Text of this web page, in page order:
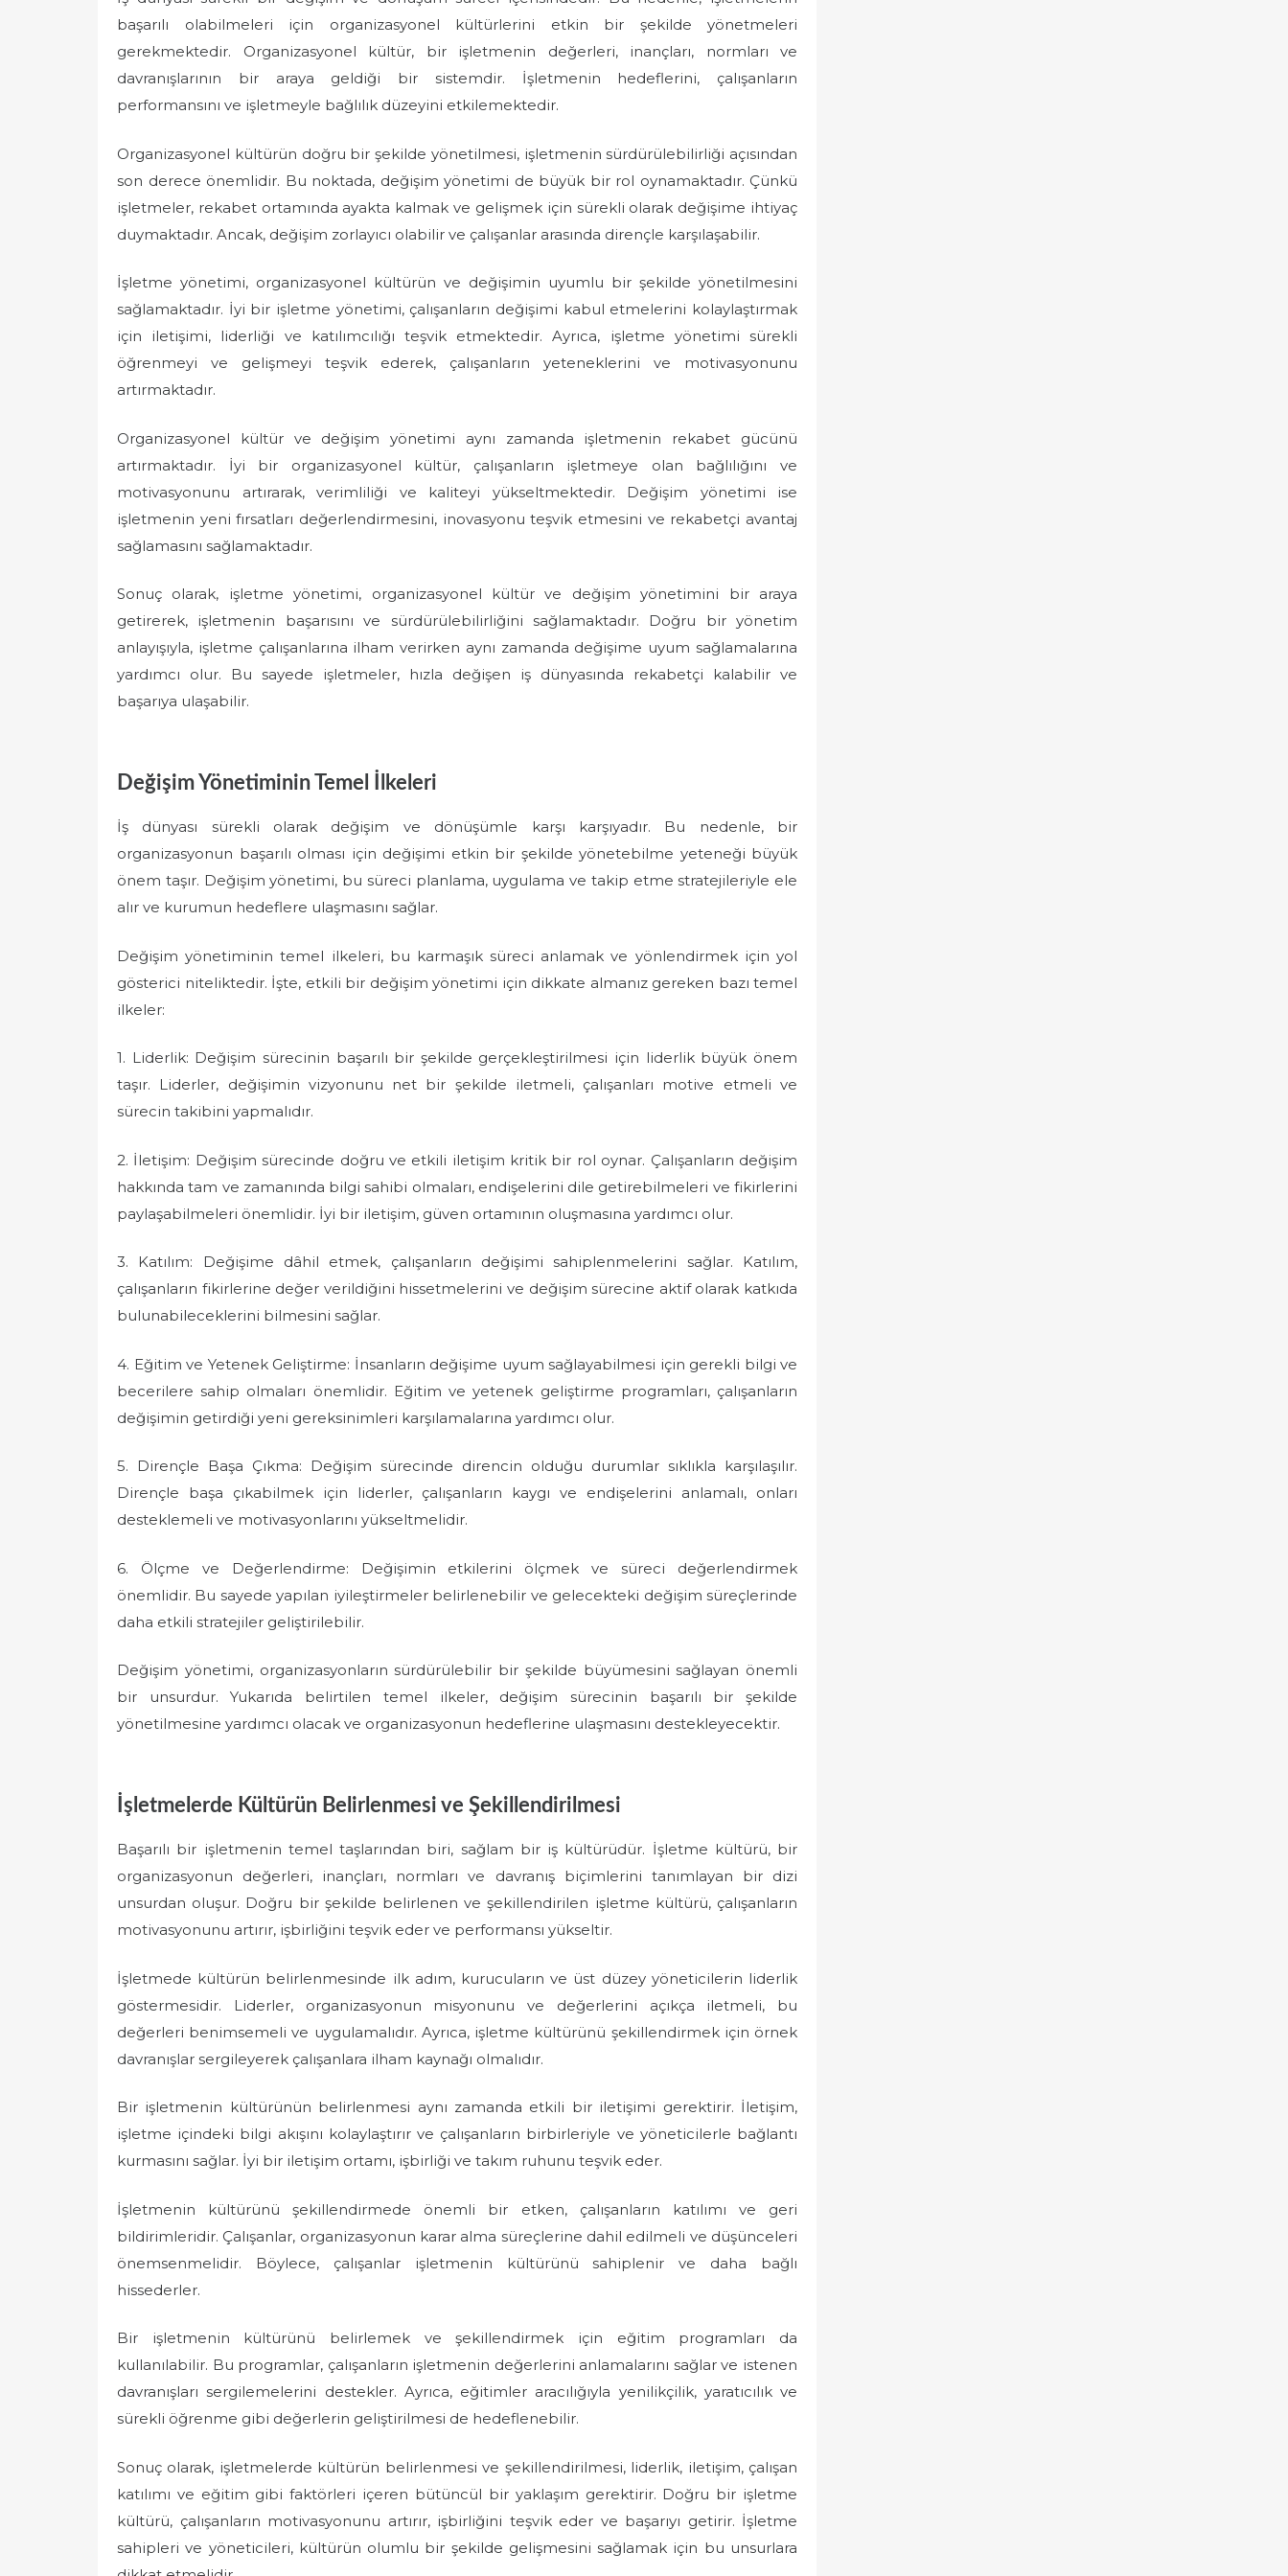
başarılı olabilmeleri için organizasyonel kültürlerini etkin bir şekilde yönetmeleri
gerekmektedir. Organizasyonel kültür, bir işletmenin değerleri, inançları, normları ve
davranışlarının bir araya geldiği bir sistemdir. İşletmenin hedeflerini, çalışanların
performansını ve işletmeyle bağlılık düzeyini etkilemektedir.
Organizasyonel kültürün doğru bir şekilde yönetilmesi, işletmenin sürdürülebilirliği açısından
son derece önemlidir. Bu noktada, değişim yönetimi de büyük bir rol oynamaktadır. Çünkü
işletmeler, rekabet ortamında ayakta kalmak ve gelişmek için sürekli olarak değişime ihtiyaç
duymaktadır. Ancak, değişim zorlayıcı olabilir ve çalışanlar arasında dirençle karşılaşabilir.
İşletme yönetimi, organizasyonel kültürün ve değişimin uyumlu bir şekilde yönetilmesini
sağlamaktadır. İyi bir işletme yönetimi, çalışanların değişimi kabul etmelerini kolaylaştırmak
için iletişimi, liderliği ve katılımcılığı teşvik etmektedir. Ayrıca, işletme yönetimi sürekli
öğrenmeyi ve gelişmeyi teşvik ederek, çalışanların yeteneklerini ve motivasyonunu
artırmaktadır.
Organizasyonel kültür ve değişim yönetimi aynı zamanda işletmenin rekabet gücünü
artırmaktadır. İyi bir organizasyonel kültür, çalışanların işletmeye olan bağlılığını ve
motivasyonunu artırarak, verimliliği ve kaliteyi yükseltmektedir. Değişim yönetimi ise
işletmenin yeni fırsatları değerlendirmesini, inovasyonu teşvik etmesini ve rekabetçi avantaj
sağlamasını sağlamaktadır.
Sonuç olarak, işletme yönetimi, organizasyonel kültür ve değişim yönetimini bir araya
getirerek, işletmenin başarısını ve sürdürülebilirliğini sağlamaktadır. Doğru bir yönetim
anlayışıyla, işletme çalışanlarına ilham verirken aynı zamanda değişime uyum sağlamalarına
yardımcı olur. Bu sayede işletmeler, hızla değişen iş dünyasında rekabetçi kalabilir ve
başarıya ulaşabilir.
Değişim Yönetiminin Temel İlkeleri
İş dünyası sürekli olarak değişim ve dönüşümle karşı karşıyadır. Bu nedenle, bir
organizasyonun başarılı olması için değişimi etkin bir şekilde yönetebilme yeteneği büyük
önem taşır. Değişim yönetimi, bu süreci planlama, uygulama ve takip etme stratejileriyle ele
alır ve kurumun hedeflere ulaşmasını sağlar.
Değişim yönetiminin temel ilkeleri, bu karmaşık süreci anlamak ve yönlendirmek için yol
gösterici niteliktedir. İşte, etkili bir değişim yönetimi için dikkate almanız gereken bazı temel
ilkeler:
1. Liderlik: Değişim sürecinin başarılı bir şekilde gerçekleştirilmesi için liderlik büyük önem
taşır. Liderler, değişimin vizyonunu net bir şekilde iletmeli, çalışanları motive etmeli ve
sürecin takibini yapmalıdır.
2. İletişim: Değişim sürecinde doğru ve etkili iletişim kritik bir rol oynar. Çalışanların değişim
hakkında tam ve zamanında bilgi sahibi olmaları, endişelerini dile getirebilmeleri ve fikirlerini
paylaşabilmeleri önemlidir. İyi bir iletişim, güven ortamının oluşmasına yardımcı olur.
3. Katılım: Değişime dâhil etmek, çalışanların değişimi sahiplenmelerini sağlar. Katılım,
çalışanların fikirlerine değer verildiğini hissetmelerini ve değişim sürecine aktif olarak katkıda
bulunabileceklerini bilmesini sağlar.
4. Eğitim ve Yetenek Geliştirme: İnsanların değişime uyum sağlayabilmesi için gerekli bilgi ve
becerilere sahip olmaları önemlidir. Eğitim ve yetenek geliştirme programları, çalışanların
değişimin getirdiği yeni gereksinimleri karşılamalarına yardımcı olur.
5. Dirençle Başa Çıkma: Değişim sürecinde direncin olduğu durumlar sıklıkla karşılaşılır.
Dirençle başa çıkabilmek için liderler, çalışanların kaygı ve endişelerini anlamalı, onları
desteklemeli ve motivasyonlarını yükseltmelidir.
6. Ölçme ve Değerlendirme: Değişimin etkilerini ölçmek ve süreci değerlendirmek
önemlidir. Bu sayede yapılan iyileştirmeler belirlenebilir ve gelecekteki değişim süreçlerinde
daha etkili stratejiler geliştirilebilir.
Değişim yönetimi, organizasyonların sürdürülebilir bir şekilde büyümesini sağlayan önemli
bir unsurdur. Yukarıda belirtilen temel ilkeler, değişim sürecinin başarılı bir şekilde
yönetilmesine yardımcı olacak ve organizasyonun hedeflerine ulaşmasını destekleyecektir.
İşletmelerde Kültürün Belirlenmesi ve Şekillendirilmesi
Başarılı bir işletmenin temel taşlarından biri, sağlam bir iş kültürüdür. İşletme kültürü, bir
organizasyonun değerleri, inançları, normları ve davranış biçimlerini tanımlayan bir dizi
unsurdan oluşur. Doğru bir şekilde belirlenen ve şekillendirilen işletme kültürü, çalışanların
motivasyonunu artırır, işbirliğini teşvik eder ve performansı yükseltir.
İşletmede kültürün belirlenmesinde ilk adım, kurucuların ve üst düzey yöneticilerin liderlik
göstermesidir. Liderler, organizasyonun misyonunu ve değerlerini açıkça iletmeli, bu
değerleri benimsemeli ve uygulamalıdır. Ayrıca, işletme kültürünü şekillendirmek için örnek
davranışlar sergileyerek çalışanlara ilham kaynağı olmalıdır.
Bir işletmenin kültürünün belirlenmesi aynı zamanda etkili bir iletişimi gerektirir. İletişim,
işletme içindeki bilgi akışını kolaylaştırır ve çalışanların birbirleriyle ve yöneticilerle bağlantı
kurmasını sağlar. İyi bir iletişim ortamı, işbirliği ve takım ruhunu teşvik eder.
İşletmenin kültürünü şekillendirmede önemli bir etken, çalışanların katılımı ve geri
bildirimleridir. Çalışanlar, organizasyonun karar alma süreçlerine dahil edilmeli ve düşünceleri
önemsenmelidir. Böylece, çalışanlar işletmenin kültürünü sahiplenir ve daha bağlı
hissederler.
Bir işletmenin kültürünü belirlemek ve şekillendirmek için eğitim programları da
kullanılabilir. Bu programlar, çalışanların işletmenin değerlerini anlamalarını sağlar ve istenen
davranışları sergilemelerini destekler. Ayrıca, eğitimler aracılığıyla yenilikçilik, yaratıcılık ve
sürekli öğrenme gibi değerlerin geliştirilmesi de hedeflenebilir.
Sonuç olarak, işletmelerde kültürün belirlenmesi ve şekillendirilmesi, liderlik, iletişim, çalışan
katılımı ve eğitim gibi faktörleri içeren bütüncül bir yaklaşım gerektirir. Doğru bir işletme
kültürü, çalışanların motivasyonunu artırır, işbirliğini teşvik eder ve başarıyı getirir. İşletme
sahipleri ve yöneticileri, kültürün olumlu bir şekilde gelişmesini sağlamak için bu unsurlara